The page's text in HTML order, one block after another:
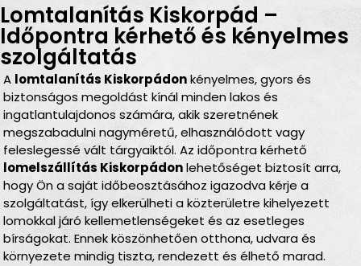
Lomtalanítás Kiskorpád –
Időpontra kérhető és kényelmes
szolgáltatás
A lomtalanítás Kiskorpádonkényelmes, gyors és
biztonságos megoldást kínál minden lakos és
ingatlantulajdonos számára, akik szeretnének
megszabadulni nagyméretű, elhasználódott vagy
feleslegessé vált tárgyaiktól. Az időpontra kérhető
lomelszállítás Kiskorpádonlehetőséget biztosít arra,
hogy Ön a saját időbeosztásához igazodva kérje a
szolgáltatást, így elkerülheti a közterületre kihelyezett
lomokkal járó kellemetlenségeket és az esetleges
bírságokat. Ennek köszönhetően otthona, udvara és
környezete mindig tiszta, rendezett és élhető marad.